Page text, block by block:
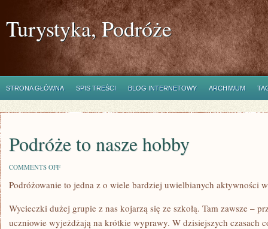
Turystyka, Podróże
STRONA GŁÓWNA SPIS TREŚCI BLOG INTERNETOWY ARCHIWUM
Podróże to nasze hobby
COMMENTS OFFON
TO
NASZE
Podróżowanie to jedna z o wiele bardziej uwielbianych aktywności
Wycieczki dużej grupie z nas kojarzą się ze szkołą. Tam zawsze –
uczniowie wyjeżdżają na krótkie wyprawy. W dzisiejszych czasach